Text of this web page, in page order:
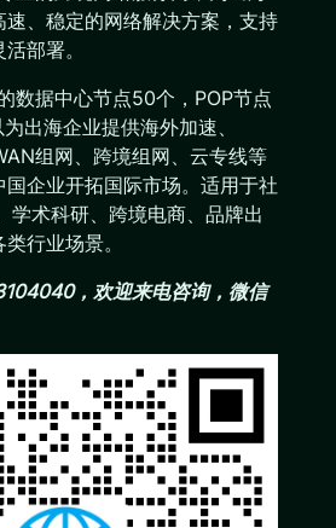
、稳定的网络解决方案，支持
部署。
数据中心节点50个，POP节点
出海企业提供海外加速、
组网、跨境组网、云专线等
国企业开拓国际市场。适用于社
学术科研、跨境电商、品牌出
行业场景。
，欢迎来电咨询，微信